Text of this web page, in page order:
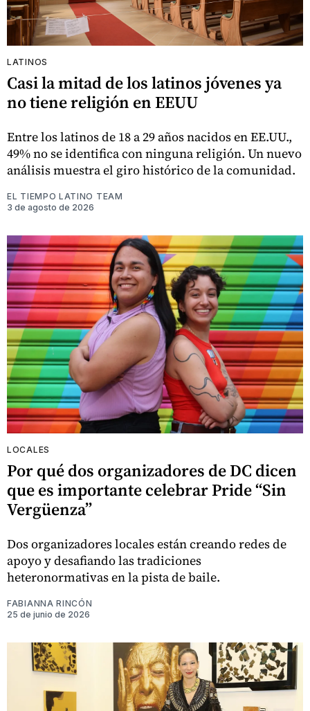
LATINOS
Casi la mitad de los latinos jóvenes ya
no tiene religión en EEUU
Entre los latinos de 18 a 29 años nacidos en EE.UU.,
49% no se identifica con ninguna religión. Un nuevo
análisis muestra el giro histórico de la comunidad.
EL TIEMPO LATINO TEAM
3 de agosto de 2026
LOCALES
Por qué dos organizadores de DC dicen
que es importante celebrar Pride “Sin
Vergüenza”
Dos organizadores locales están creando redes de
apoyo y desafiando las tradiciones
heteronormativas en la pista de baile.
FABIANNA RINCÓN
25 de junio de 2026